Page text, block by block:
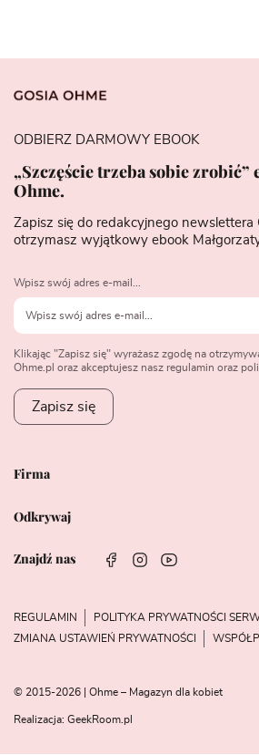
Firma
Odkrywaj
Znajdź nas
ODBIERZ DARMOWY EBOOK
„Szczęście trzeba sobie zrobić”
Ohme.
Zapisz się do redakcyjnego newslettera
otrzymasz wyjątkowy ebook
Wpisz swój adres e-mail...
Klikając "Zapisz się" wyrażasz zgodę na
Ohme.pl oraz akceptujesz nasz regulamin oraz
Zapisz się
REGULAMIN
POLITYKA PRYWATNOŚCI
ZMIANA USTAWIEŃ PRYWATNOŚCI
© 2015-2026 | Ohme – Magazyn dla kobiet
Realizacja: GeekRoom.pl